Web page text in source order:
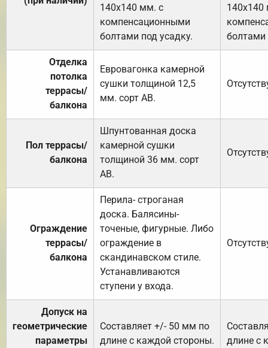
140х140 мм. с
компенсационными
болтами под усадку.
140х140
болтами
Отделка
потолка
террасы/
балкона
Евровагонка камерной
сушки толщиной 12,5
мм. сорт АВ.
Пол террасы/
балкона
Шпунтованная доска
камерной сушки
толщиной 36 мм. сорт
АВ.
Ограждение
террасы/
балкона
Перила- строганая
доска. Балясины-
точеные, фигурные. Либо
ограждение в
скандинавском стиле.
Устанавливаются
ступени у входа.
Допуск на
геометрические
параметры
Составляет +/- 50 мм по
длине с каждой стороны.
длине с